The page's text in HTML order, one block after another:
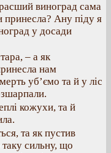
виноград сама
принесла? Ану піду я
у досади
– а як
нам
уб’ємо та й у ліс
кожухи, та й
та як пустив
сильну, що